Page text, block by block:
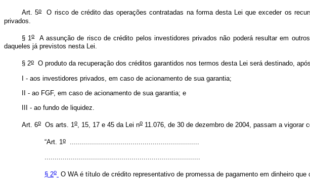
Art. 5oO risco de crédito das operações contratadas na forma desta Lei que exceder os
privados.
§ 1oA assunção de risco de crédito pelos investidores privados não poderá resultar em
daqueles já previstos nesta Lei.
§ 2o
O produto da recuperação dos créditos garantidos nos termos desta Lei será destinado,
I - aos investidores privados, em caso de acionamento de sua garantia;
II - ao FGF, em caso de acionamento de sua garantia; e
III - ao fundo de liquidez.
Art. 6o Os arts. 1o, 15, 17 e 45 da Lei no 11.076, de 30 de dezembro de 2004, passam a vigorar
“Art. 1o
................................................................
§ 2o
O WA é título de crédito representativo de promessa de pagamento em dinheiro